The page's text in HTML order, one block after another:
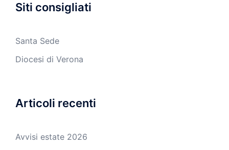
Siti consigliati
Santa Sede
Diocesi di Verona
Articoli recenti
Avvisi estate 2026